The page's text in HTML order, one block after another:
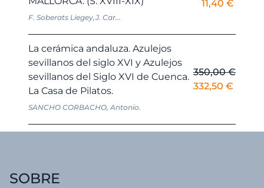
F. Soberats Liegey,J. Car...
El
11,40 €
La cerámica andaluza. Azulejos
sevillanos del siglo XVI y Azulejos
sevillanos del Siglo XVI de Cuenca.
La Casa de Pilatos.
SANCHO CORBACHO, Antonio.
350,00€
El
era:
332,50 €
es:
SOBRE